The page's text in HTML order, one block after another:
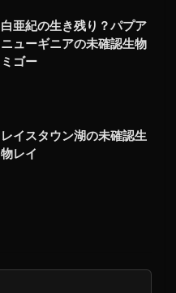
白亜紀の生き残り？パプア
ニューギニアの未確認生物
ミゴー
レイスタウン湖の未確認生
物レイ